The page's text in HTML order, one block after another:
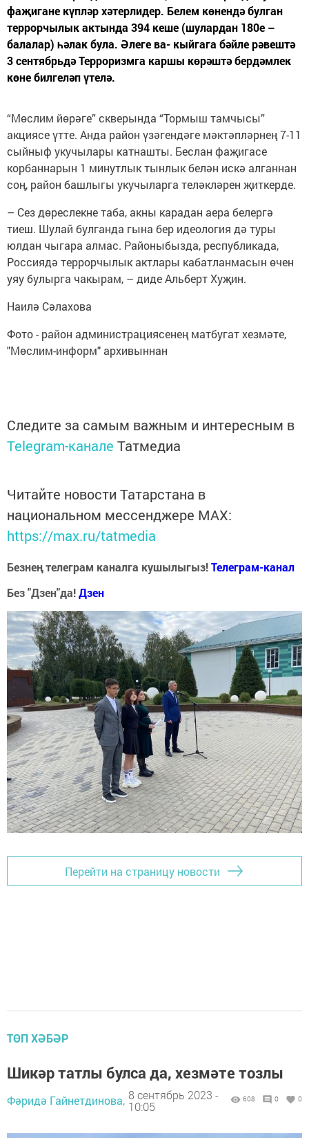
фаҗигане күпләр хәтерлидер. Белем көнендә булган
террорчылык актында 394 кеше (шулардан 180е –
балалар) һәлак була. Әлеге ва- кыйгага бәйле рәвештә
3 сентябрьдә Терроризмга каршы көрәштә бердәмлек
көне билгеләп үтелә.
“Мөслим йөрәге” скверында “Тормыш тамчысы”
акциясе үтте. Анда район үзәгендәге мәктәпләрнең 7-11
сыйныф укучылары катнашты. Беслан фаҗигасе
корбаннарын 1 минутлык тынлык белән искә алганнан
соң, район башлыгы укучыларга теләкләрен җиткерде.
– Сез дөреслекне таба, акны карадан аера белергә
тиеш. Шулай булганда гына бер идеология дә туры
юлдан чыгара алмас. Районыбызда, республикада,
Россиядә террорчылык актлары кабатланмасын өчен
уяу булырга чакырам, – диде Альберт Хуҗин.
Наилә Сәлахова
Фото - район администрациясенең матбугат хезмәте,
"Мөслим-информ" архивыннан
Следите за самым важным и интересным в
Telegram-канале Татмедиа
Читайте новости Татарстана в
национальном мессенджере MАХ:
https://max.ru/tatmedia
Безнең телеграм каналга кушылыгыз!Телеграм-канал
Без "Дзен"да!Дзен
Перейти на страницу новости
ТӨП ХӘБӘР
Шикәр татлы булса да, хезмәте тозлы
Фәридә Гайнетдинова, 8 сентябрь 2023 -
10:05
608 0 0